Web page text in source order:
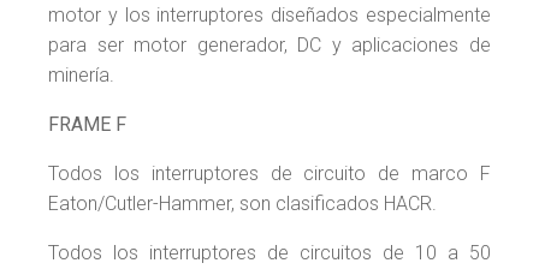
motor y los interruptores diseñados especialmente
para ser motor generador, DC y aplicaciones de
minería.
FRAME F
Todos los interruptores de circuito de marco F
Eaton/Cutler-Hammer, son clasificados HACR.
Todos los interruptores de circuitos de 10 a 50